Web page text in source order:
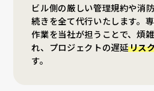
ビル側の厳しい管理規約や消
続きを全て代行いたします。
作業を当社が担うことで、煩
れ、プロジェクトの遅延リス
す。